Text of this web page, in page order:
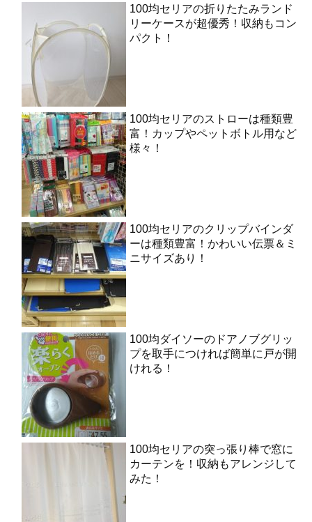
100均セリアの折りたたみランド
リーケースが超優秀！収納もコン
パクト！
100均セリアのストローは種類豊
富！カップやペットボトル用など
様々！
100均セリアのクリップバインダ
ーは種類豊富！かわいい伝票＆ミ
ニサイズあり！
100均ダイソーのドアノブグリッ
プを取手につければ簡単に戸が開
けれる！
100均セリアの突っ張り棒で窓に
カーテンを！収納もアレンジして
みた！